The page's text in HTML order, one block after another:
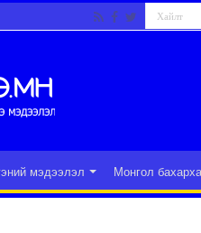
мэдээлэл Монгол